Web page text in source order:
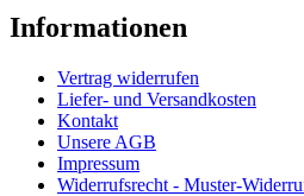
Informationen
Vertrag widerrufen
Liefer- und Versandkosten
Kontakt
Unsere AGB
Impressum
Widerrufsrecht - Muster-